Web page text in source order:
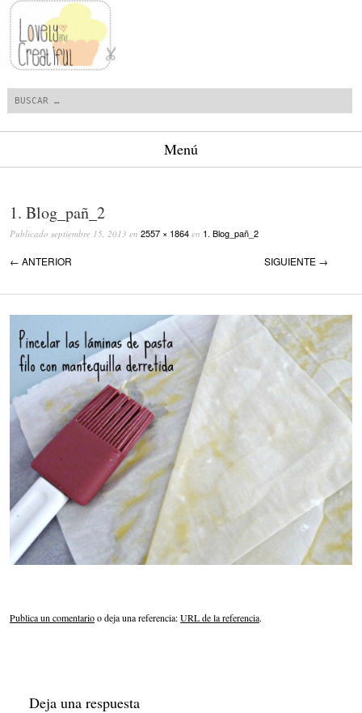
Menú
1. Blog_pañ_2
Publicado septiembre 15, 2013 en 2557 × 1864 en 1. Blog_pañ_2
← ANTERIOR SIGUIENTE →
Publica un comentarioo deja una referencia:URL de la referencia.
Deja una respuesta